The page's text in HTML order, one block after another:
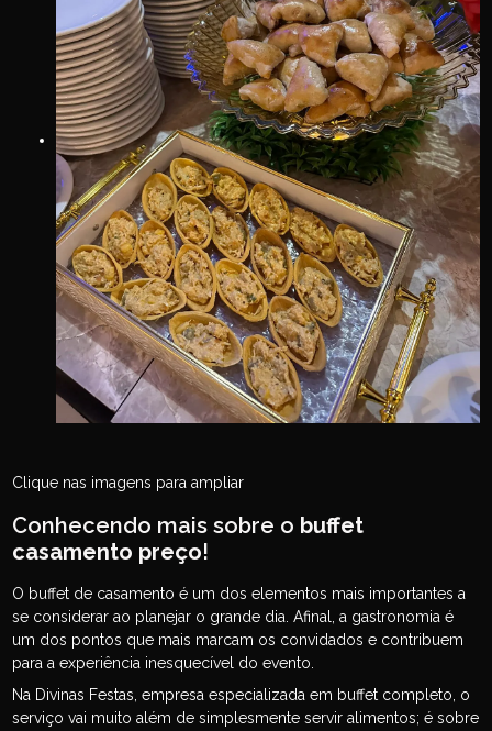
Clique nas imagens para ampliar
Conhecendo mais sobre o buffet
casamento preço!
O buffet de casamento é um dos elementos mais importantes a
se considerar ao planejar o grande dia. Afinal, a gastronomia é
um dos pontos que mais marcam os convidados e contribuem
para a experiência inesquecível do evento.
Na Divinas Festas, empresa especializada em buffet completo, o
serviço vai muito além de simplesmente servir alimentos; é sobre